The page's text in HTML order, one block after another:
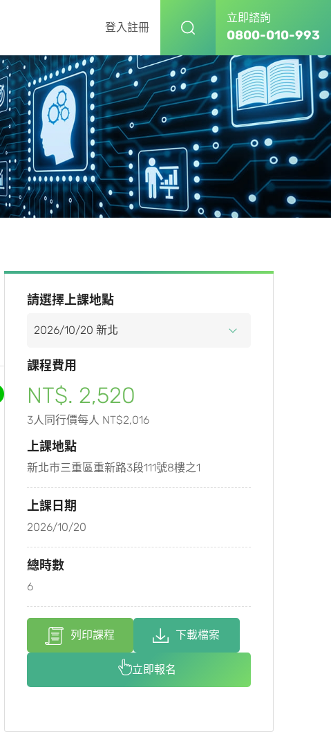
登入註冊
立即諮詢
0800-010-993
請選擇上課地點
課程費用
NT$. 2,520
3人同行價每人 NT$2,016
上課地點
新北市三重區重新路3段111號8樓之1
上課日期
2026/10/20
總時數
6
列印課程 下載檔案
立即報名